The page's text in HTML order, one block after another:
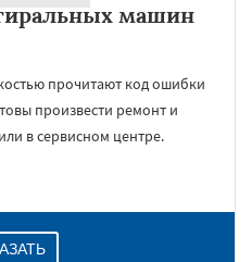
машин
прочитают код ошибки
произвести ремонт и
в сервисном центре.